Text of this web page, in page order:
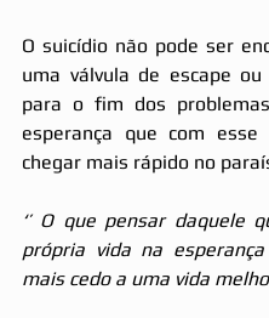
O suicídio não pode ser
uma válvula de escape
para o fim dos
esperança que com
chegar mais rápido no
‘’ O que pensar daquele
própria vida na
mais cedo a uma vida